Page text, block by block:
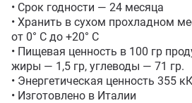
• Срок годности — 24 месяца
• Хранить в сухом прохладном
от 0° C до +20° C
• Пищевая ценность в 100 гр
жиры — 1,5 гр, углеводы — 71 гр.
• Энергетическая ценность 355
• Изготовлено в Италии